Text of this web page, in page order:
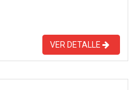
VER DETALLE